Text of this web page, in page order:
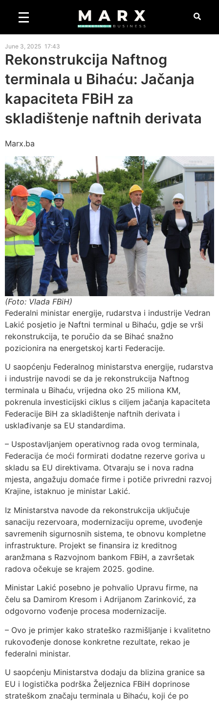
June 3, 2025 17:43
Rekonstrukcija Naftnog
terminala u Bihaću: Jačanja
kapaciteta FBiH za
skladištenje naftnih derivata
Marx.ba
(Foto: Vlada FBiH)
Federalni ministar energije, rudarstva i industrije Vedran
Lakić posjetio je Naftni terminal u Bihaću, gdje se vrši
rekonstrukcija, te poručio da se Bihać snažno
pozicionira na energetskoj karti Federacije.
U saopćenju Federalnog ministarstva energije, rudarstva
i industrije navodi se da je rekonstrukcija Naftnog
terminala u Bihaću, vrijedna oko 25 miliona KM,
pokrenula investicijski ciklus s ciljem jačanja kapaciteta
Federacije BiH za skladištenje naftnih derivata i
usklađivanje sa EU standardima.
– Uspostavljanjem operativnog rada ovog terminala,
Federacija će moći formirati dodatne rezerve goriva u
skladu sa EU direktivama. Otvaraju se i nova radna
mjesta, angažuju domaće firme i potiče privredni razvoj
Krajine, istaknuo je ministar Lakić.
Iz Ministarstva navode da rekonstrukcija uključuje
sanaciju rezervoara, modernizaciju opreme, uvođenje
savremenih sigurnosnih sistema, te obnovu kompletne
infrastrukture. Projekt se finansira iz kreditnog
aranžmana s Razvojnom bankom FBiH, a završetak
radova očekuje se krajem 2025. godine.
Ministar Lakić posebno je pohvalio Upravu firme, na
čelu sa Damirom Kresom i Adrijanom Zarinković, za
odgovorno vođenje procesa modernizacije.
– Ovo je primjer kako strateško razmišljanje i kvalitetno
rukovođenje donose konkretne rezultate, rekao je
federalni ministar.
U saopćenju Ministarstva dodaju da blizina granice sa
EU i logistička podrška Željeznica FBiH doprinose
strateškom značaju terminala u Bihaću, koji će po